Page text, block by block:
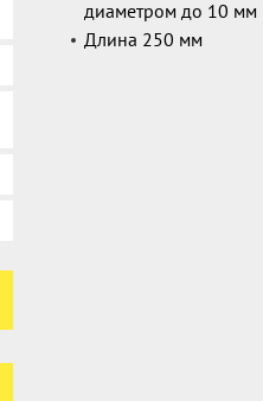
диаметром до 10 мм
Длина 250 мм